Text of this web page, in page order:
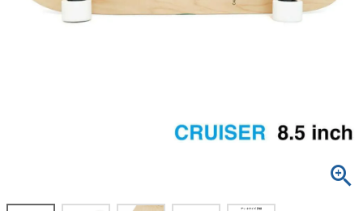
7.9inch
8.0inch
58mmボルト
25cmショーツ
スケートパーク情報
特定商取引法に基づく表記